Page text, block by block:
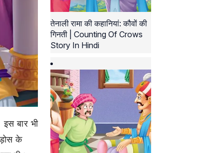
बार भी
के
तेनाली रामा की कहानियां: कौवों की
गिनती | Counting Of Crows
Story In Hindi